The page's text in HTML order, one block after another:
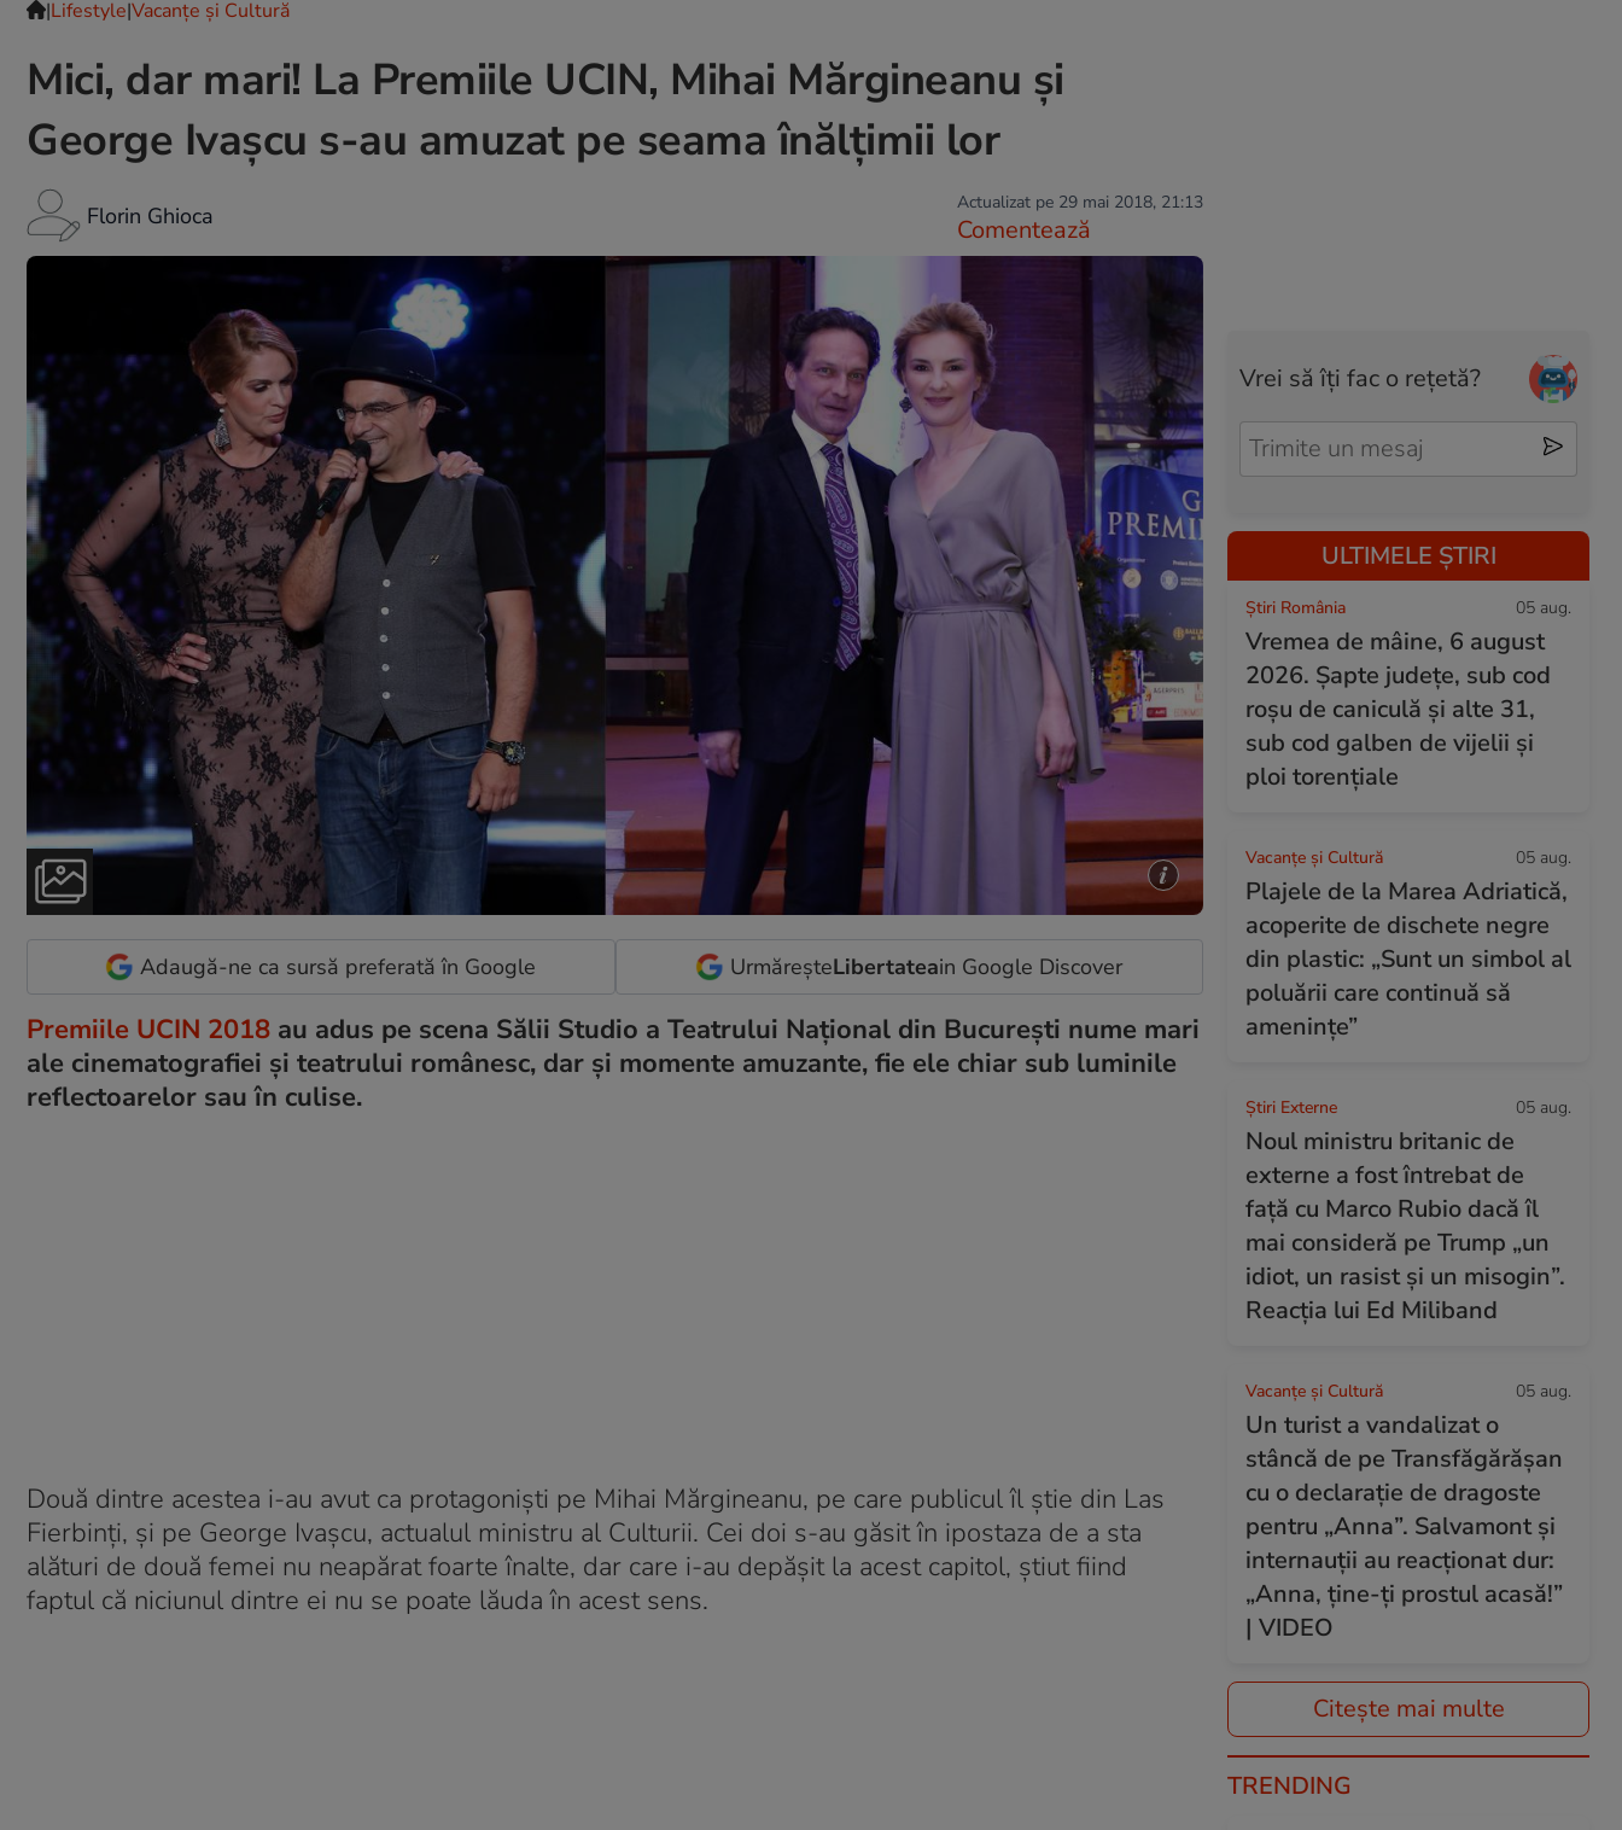
|Lifestyle|Vacanțe și Cultură
Mici, dar mari! La Premiile UCIN, Mihai Mărgineanu și
George Ivașcu s-au amuzat pe seama înălțimii lor
Florin Ghioca Actualizat pe 29 mai 2018, 21:13
Comentează
Adaugă-ne ca sursă preferată în Google UrmăreșteLibertateain Google Discover
Premiile UCIN 2018 au adus pe scena Sălii Studio a Teatrului Național din București nume mari
ale cinematografiei și teatrului românesc, dar și momente amuzante, fie ele chiar sub luminile
reflectoarelor sau în culise.
Două dintre acestea i-au avut ca protagoniști pe Mihai Mărgineanu, pe care publicul îl știe din Las
Fierbinți, și pe George Ivașcu, actualul ministru al Culturii. Cei doi s-au găsit în ipostaza de a sta
alături de două femei nu neapărat foarte înalte, dar care i-au depășit la acest capitol, știut fiind
faptul că niciunul dintre ei nu se poate lăuda în acest sens.
Vrei să îți fac o rețetă?
ULTIMELE ȘTIRI
Știri România 05 aug.
Vremea de mâine, 6 august
2026. Șapte județe, sub cod
roșu de caniculă și alte 31,
sub cod galben de vijelii și
ploi torențiale
Vacanțe și Cultură 05 aug.
Plajele de la Marea Adriatică,
acoperite de dischete negre
din plastic: „Sunt un simbol al
poluării care continuă să
amenințe”
Știri Externe 05 aug.
Noul ministru britanic de
externe a fost întrebat de
față cu Marco Rubio dacă îl
mai consideră pe Trump „un
idiot, un rasist și un misogin”.
Reacția lui Ed Miliband
Vacanțe și Cultură 05 aug.
Un turist a vandalizat o
stâncă de pe Transfăgărășan
cu o declarație de dragoste
pentru „Anna”. Salvamont și
internauții au reacționat dur:
„Anna, ține-ți prostul acasă!”
| VIDEO
Citește mai multe
TRENDING